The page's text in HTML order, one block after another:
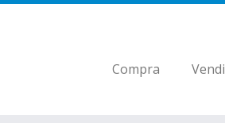
Compra Vendi